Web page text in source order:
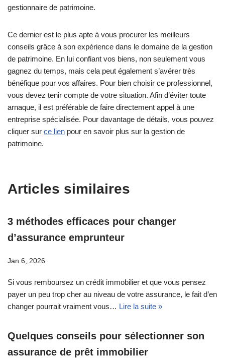
gestionnaire de patrimoine.
Ce dernier est le plus apte à vous procurer les meilleurs
conseils grâce à son expérience dans le domaine de la gestion
de patrimoine. En lui confiant vos biens, non seulement vous
gagnez du temps, mais cela peut également s’avérer très
bénéfique pour vos affaires. Pour bien choisir ce professionnel,
vous devez tenir compte de votre situation. Afin d’éviter toute
arnaque, il est préférable de faire directement appel à une
entreprise spécialisée. Pour davantage de détails, vous pouvez
cliquer sur ce lien pour en savoir plus sur la gestion de
patrimoine.
Articles similaires
3 méthodes efficaces pour changer
d’assurance emprunteur
Jan 6, 2026
Si vous remboursez un crédit immobilier et que vous pensez
payer un peu trop cher au niveau de votre assurance, le fait d’en
changer pourrait vraiment vous… Lire la suite »
Quelques conseils pour sélectionner son
assurance de prêt immobilier